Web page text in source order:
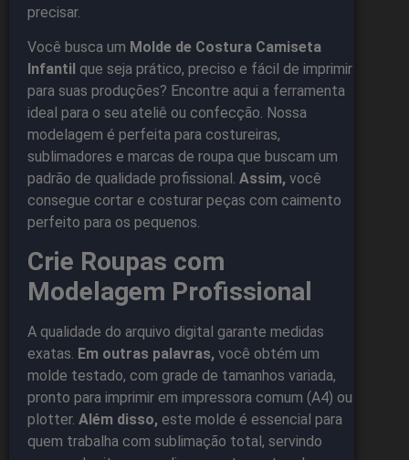
precisar.
Você busca um Molde de Costura Camiseta
Infantil que seja prático, preciso e fácil de imprimir
para suas produções? Encontre aqui a ferramenta
ideal para o seu ateliê ou confecção. Nossa
modelagem é perfeita para costureiras,
sublimadores e marcas de roupa que buscam um
padrão de qualidade profissional. Assim, você
consegue cortar e costurar peças com caimento
perfeito para os pequenos.
Crie Roupas com
Modelagem Profissional
A qualidade do arquivo digital garante medidas
exatas. Em outras palavras, você obtém um
molde testado, com grade de tamanhos variada,
pronto para imprimir em impressora comum (A4) ou
plotter. Além disso, este molde é essencial para
quem trabalha com sublimação total, servindo